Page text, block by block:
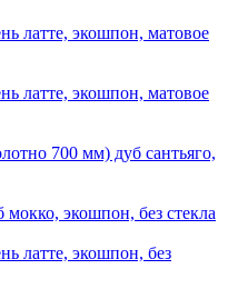
латте, экошпон, матовое
латте, экошпон, матовое
700 мм) дуб сантьяго,
экошпон, без стекла
латте, экошпон, без